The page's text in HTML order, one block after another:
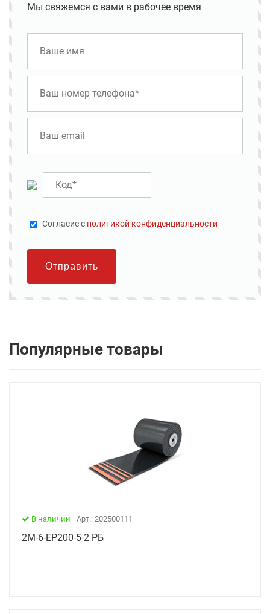
Мы свяжемся с вами в рабочее время
Cогласие с политикой конфиденциальности
Отправить
Популярные товары
В наличии Арт.: 202500111
2М-6-ЕР200-5-2 РБ